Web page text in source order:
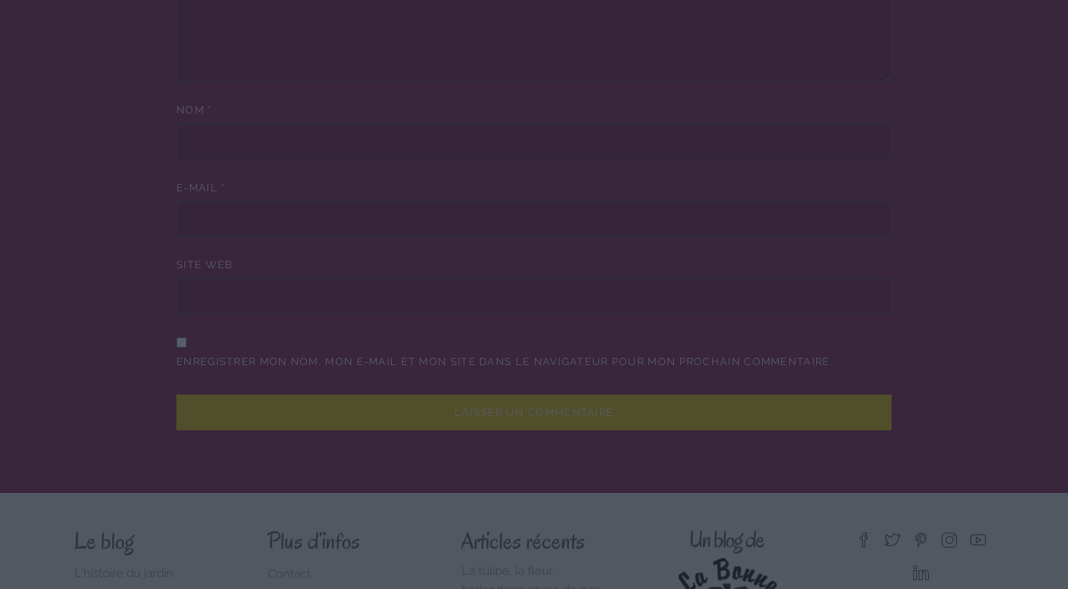
NOM *
E-MAIL *
SITE WEB
ENREGISTRER MON NOM, MON E-MAIL ET MON SITE DANS LE NAVIGATEUR POUR MON PROCHAIN COMMENTAIRE.
Le blog
L’histoire du jardin
Plus d’infos
Contact
Articles récents
La tulipe, la fleur